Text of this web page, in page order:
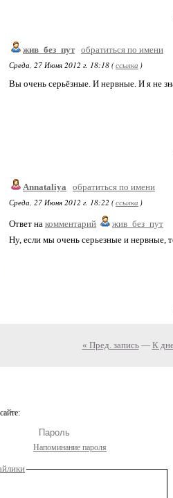
жив_без_пут обратиться по имени
Среда, 27 Июня 2012 г. 18:18 (ссылка )
Вы очень серьёзные. И нервные. И я не
Annataliya
обратиться по имени
Среда, 27 Июня 2012 г. 18:22 (ссылка )
Ответ на комментарий
жив_без_пут
Ну, если мы очень серьезные и нервные,
« Пред. запись— К
Напоминание пароля